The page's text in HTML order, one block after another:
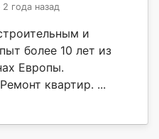
года назад
и
более 10 лет из
Европы.
квартир. ...